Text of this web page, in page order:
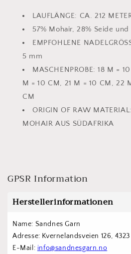
LAUFLÄNGE: CA. 212
57% Mohair, 28% Seide und
EMPFOHLENE
5 mm
MASCHENPROBE: 18 M =
M = 10 CM, 21 M = 10 CM, 22
CM
ORIGIN OF RAW MATERIAL:
MOHAIR AUS SÜDAFRIKA
GPSR Information
Herstellerinformationen
Name: Sandnes Garn
Adresse: Kvernelandsveien 126,
E-Mail: info@sandnesgarn.no